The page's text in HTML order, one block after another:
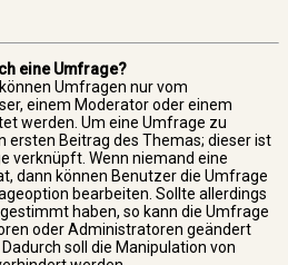
eine Umfrage?
Umfragen nur vom
einem Moderator oder einem
werden. Um eine Umfrage zu
ersten Beitrag des Themas; dieser ist
verknüpft. Wenn niemand eine
dann können Benutzer die Umfrage
bearbeiten. Sollte allerdings
haben, so kann die Umfrage
oder Administratoren geändert
soll die Manipulation von